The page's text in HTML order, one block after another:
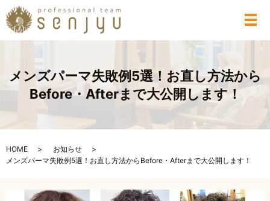
メ
メンズパーマ失敗例5選！お直し方法から
Before・Afterまで大公開します！
HOME
お知らせ
メンズパーマ失敗例5選！お直し方法からBefore・Afterまで大公開します！